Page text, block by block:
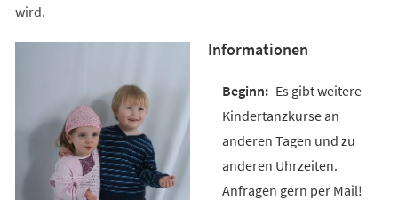
wird.
Informationen
Es gibt weitere
Kindertanzkurse an
anderen Tagen und zu
anderen Uhrzeiten.
Anfragen gern per Mail!